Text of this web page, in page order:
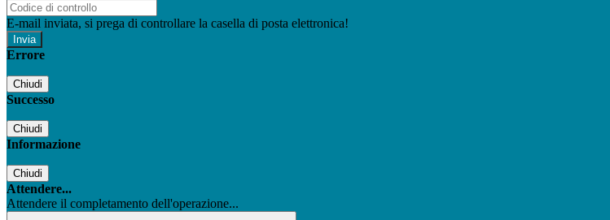
E-mail inviata, si prega di controllare la casella di posta elettronica!
Errore
Chiudi
Successo
Chiudi
Informazione
Chiudi
Attendere...
Attendere il completamento dell'operazione...